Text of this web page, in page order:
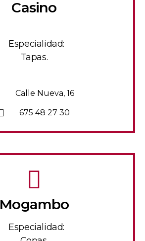
Casino
Especialidad:
Tapas.
Calle Nueva, 16
675 48 27 30
Mogambo
Especialidad: